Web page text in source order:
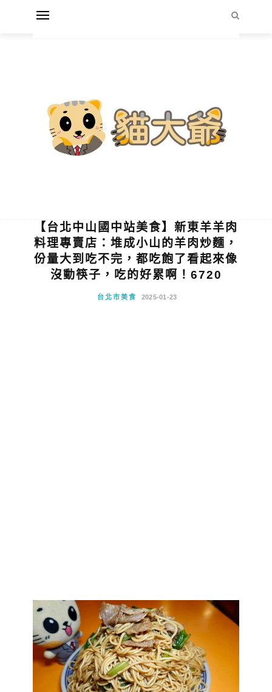
【台北中山國中站美食】新東羊羊肉
料理專賣店：堆成小山的羊肉炒麵，
份量大到吃不完，都吃飽了看起來像
沒動筷子，吃的好累啊！6720
台北市美食 2025-01-23